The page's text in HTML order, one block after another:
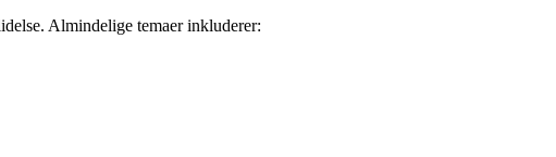
Almindelige temaer inkluderer: